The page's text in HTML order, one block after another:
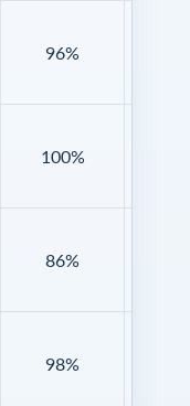
96%
100%
86%
98%